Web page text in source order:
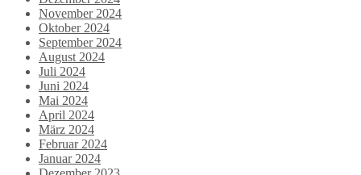
November 2024
Oktober 2024
September 2024
August 2024
Juli 2024
Juni 2024
Mai 2024
April 2024
März 2024
Februar 2024
Januar 2024